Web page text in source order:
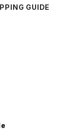
GUIDE